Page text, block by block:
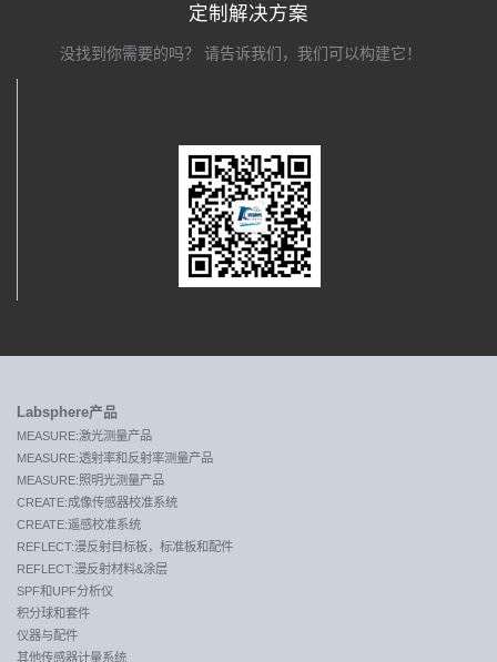
定制解决方案
没找到你需要的吗？ 请告诉我们，我们可以构建它！
Labsphere产品
MEASURE:激光测量产品
MEASURE:透射率和反射率测量产品
MEASURE:照明光测量产品
CREATE:成像传感器校准系统
CREATE:遥感校准系统
REFLECT:漫反射目标板，标准板和配件
REFLECT:漫反射材料&涂层
SPF和UPF分析仪
积分球和套件
仪器与配件
其他传感器计量系统